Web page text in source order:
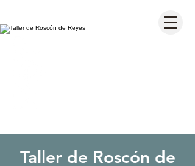
Taller de Roscón de